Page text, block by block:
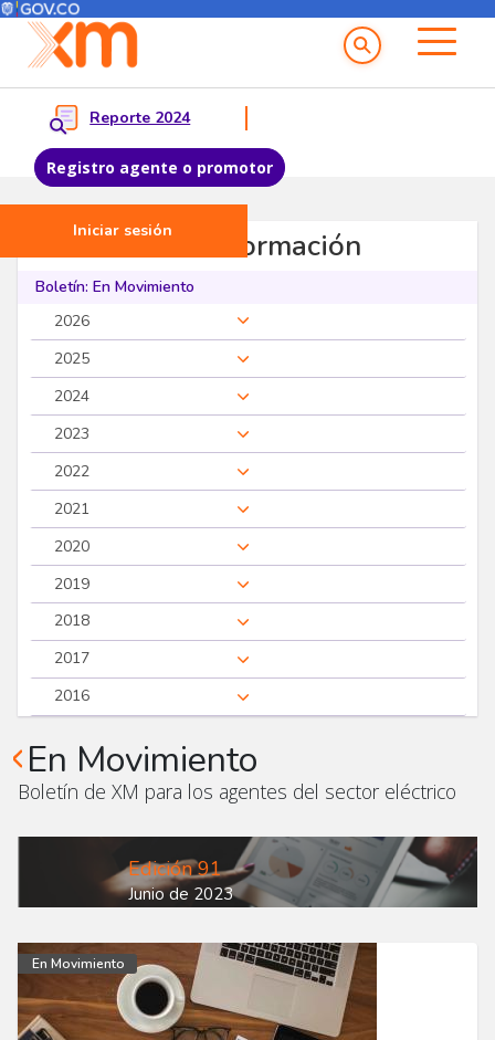
Pasar al contenido principal
Menú del Usuario
Reporte 2024
Registro agente o promotor
Iniciar sesión
Menu principal
Servicios de Información
Boletín: En Movimiento
2026
2025
2024
2023
2022
2021
2020
2019
2018
2017
2016
En Movimiento
Boletín de XM para los agentes del sector eléctrico
Edición 91
Junio de 2023
En Movimiento